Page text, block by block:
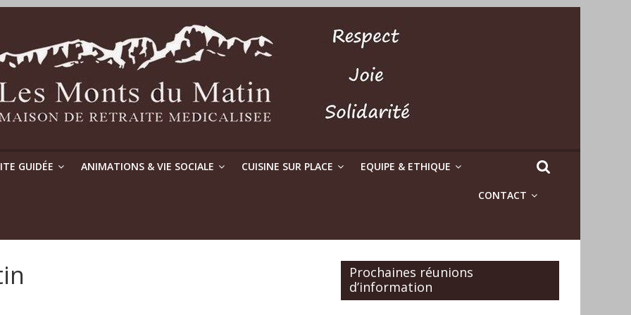
GUIDÉE ANIMATIONS & VIE SOCIALE CUISINE SUR PLACE EQUIPE & ETHIQUE
CONTACT
Prochaines réunions
d’information